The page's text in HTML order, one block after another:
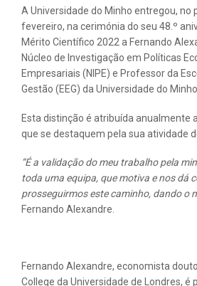
A Universidade do Minho entregou, no
fevereiro, na cerimónia do seu 48.º
Mérito Científico 2022 a Fernando
Núcleo de Investigação em Políticas
Empresariais (NIPE) e Professor da
Gestão (EEG) da Universidade do
Esta distinção é atribuída anualmente
que se destaquem pela sua atividade
“É a validação do meu trabalho pela
toda uma equipa, que motiva e nos dá
prosseguirmos este caminho, dando o
Fernando Alexandre.
Fernando Alexandre, economista
College da Universidade de Londres, é